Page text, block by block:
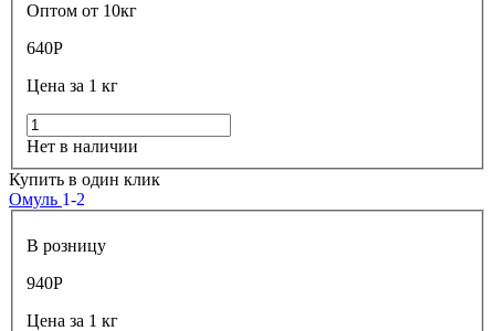
Оптом от 10кг
640Р
Цена за 1 кг
Нет в наличии
Купить в один клик
Омуль 1-2
В розницу
940Р
Цена за 1 кг